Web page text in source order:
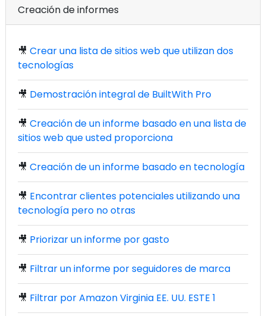
Creación de informes
🎥 Crear una lista de sitios web que utilizan dos
tecnologías
🎥 Demostración integral de BuiltWith Pro
🎥 Creación de un informe basado en una lista de
sitios web que usted proporciona
🎥 Creación de un informe basado en tecnología
🎥 Encontrar clientes potenciales utilizando una
tecnología pero no otras
🎥 Priorizar un informe por gasto
🎥 Filtrar un informe por seguidores de marca
🎥 Filtrar por Amazon Virginia EE. UU. ESTE 1